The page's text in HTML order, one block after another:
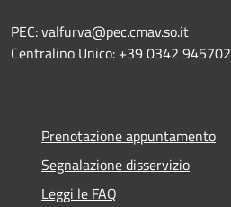
PEC: valfurva@pec.cmav.so.it
Centralino Unico: +39 0342 945702
Prenotazione appuntamento
Segnalazione disservizio
Leggi le FAQ